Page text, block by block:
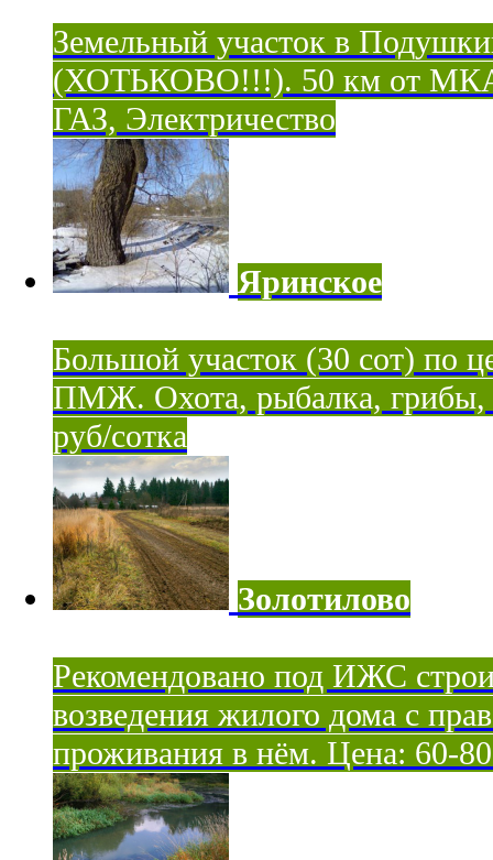
Земельный участок в
(ХОТЬКОВО!!!). 50 км от
ГАЗ, Электричество
Яринское
Большой участок (30 сот) по
ПМЖ. Охота, рыбалка, грибы,
руб/сотка
Золотилово
Рекомендовано под ИЖС
возведения жилого дома с
проживания в нём. Цена: 60-80